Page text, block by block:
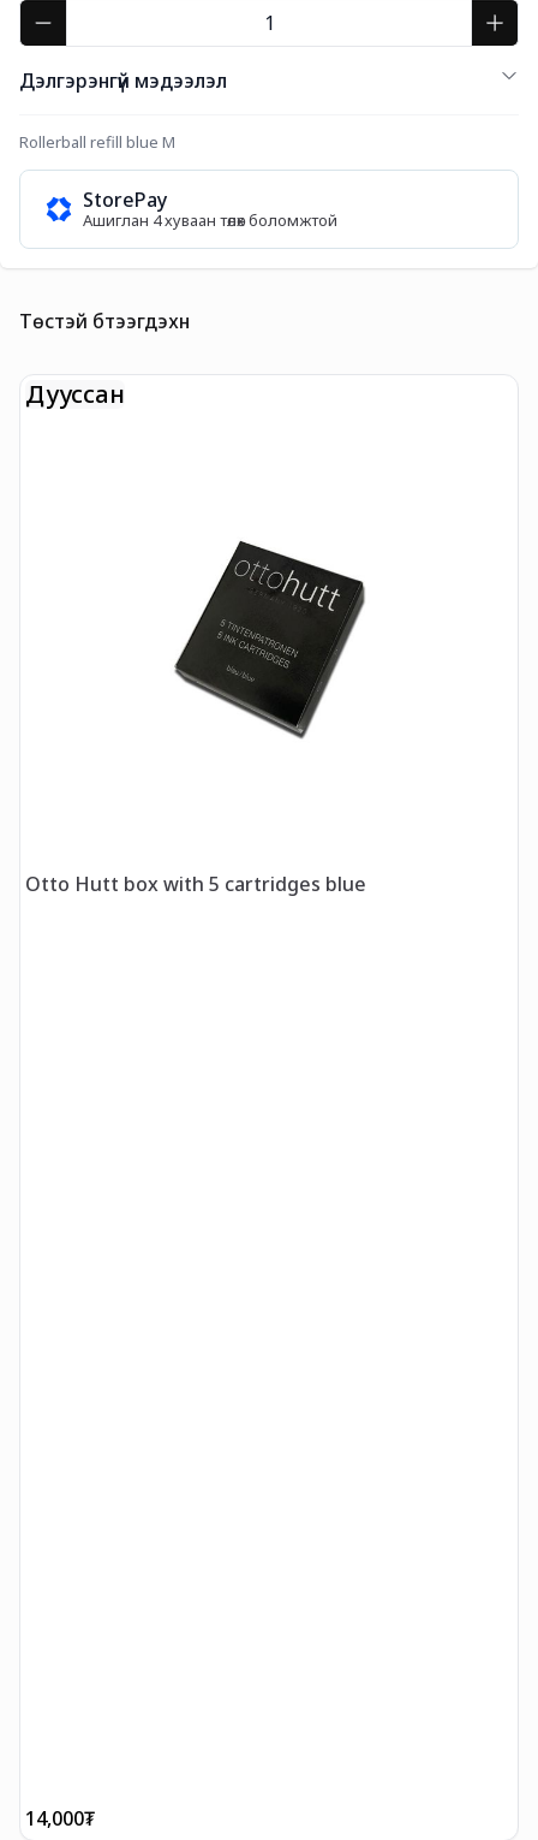
Дэлгэрэнгүй мэдээлэл
Rollerball refill blue M
StorePay
Ашиглан 4 хуваан төлөх боломжтой
Төстэй бүтээгдэхүүн
Дууссан
Otto Hutt box with 5 cartridges blue
14,000₮